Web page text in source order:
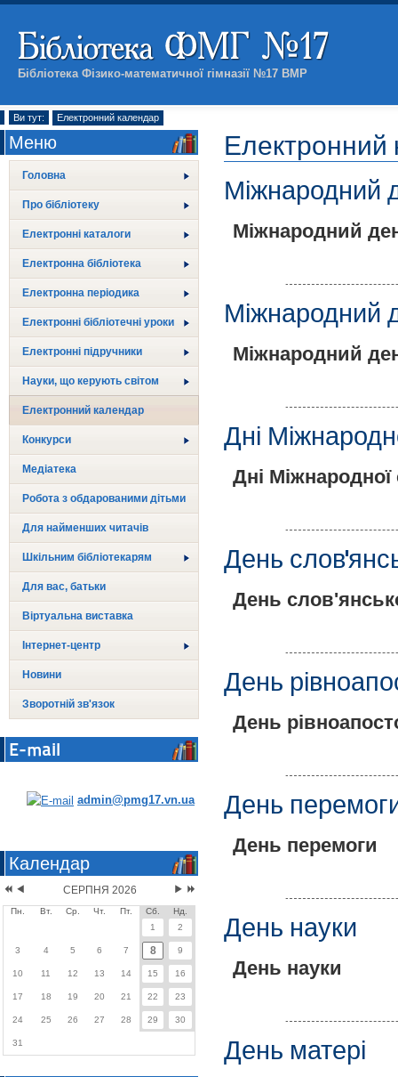
Бібліотека Фізико-математичної гімназії №17 ВМР
Ви тут: Електронний календар
Меню
Головна
Про бібліотеку
Електронні каталоги
Електронна бібліотека
Електронна періодика
Електронні бібліотечні уроки
Електронні підручники
Науки, що керують світом
Електронний календар
Конкурси
Медіатека
Робота з обдарованими дітьми
Для найменших читачів
Шкільним бібліотекарям
Для вас, батьки
Віртуальна виставка
Інтернет-центр
Новини
Зворотній зв'язок
E-mail
admin@pmg17.vn.ua
Календар
СЕРПНЯ 2026
Пн. Вт. Ср. Чт. Пт. Сб.
Нд.
1
2
3 4 5 6 7 8 9
10 11 12 13 14 15 16
17 18 19 20 21 22 23
24 25 26 27 28 29 30
31
Електронний
Міжнародний
Міжнародний
Міжнародний
Міжнародний
Дні
Дні
День
День
День
День
День
День перемоги
День науки
День науки
День матері